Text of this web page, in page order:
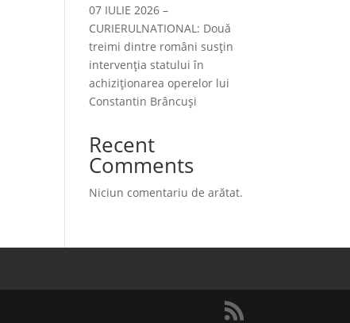
07 IULIE 2026 –
CURIERULNATIONAL: Două
treimi dintre români susțin
intervenția statului în
achiziționarea operelor lui
Constantin Brâncuși
Recent
Comments
Niciun comentariu de arătat.